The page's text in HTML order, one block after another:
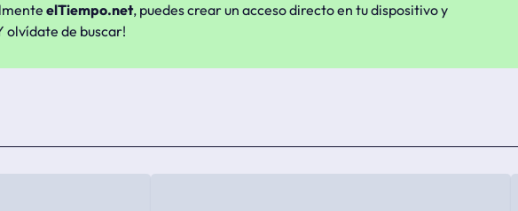
elTiempo.net, puedes crear un acceso directo en tu dispositivo y
olvídate de buscar!